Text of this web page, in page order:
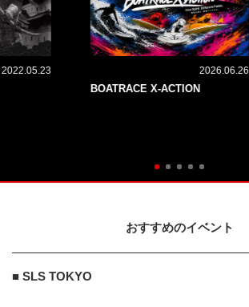
2022.05.23 2026.06.26
BOATRACE X-ACTION
おすすめのイベント
■ SLS TOKYO